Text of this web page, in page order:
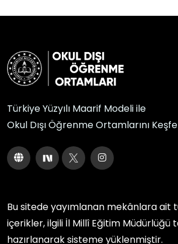
Türkiye Yüzyılı Maarif Modeli ile
Okul Dışı Öğrenme Ortamlarını
Bu sitede yayımlanan mekânlara ait
içerikler, ilgili İl Millî Eğitim Müdürlüğü
hazırlanarak sisteme yüklenmiştir.